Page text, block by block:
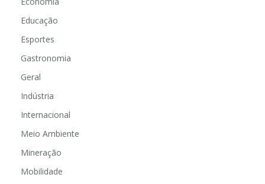
Educação
Esportes
Gastronomia
Geral
Indústria
Internacional
Meio Ambiente
Mineração
Mobilidade